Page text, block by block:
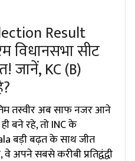
Result
विधानसभा सीट
जानें, KC (B)
तस्वीर अब साफ नजर आने
बने रहे, तो INC के
बड़ी बढ़त के साथ जीत
सबसे करीबी प्रतिद्वंद्वी